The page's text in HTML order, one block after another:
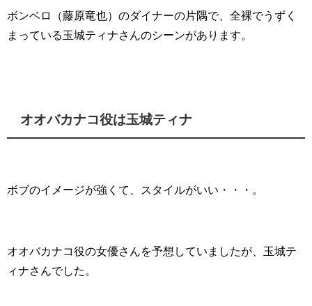
ボンベロ（藤原竜也）のダイナーの片隅で、全裸でうずく
まっている玉城ティナさんのシーンがあります。
オオバカナコ役は玉城ティナ
ボブのイメージが強くて、スタイルがいい・・・。
オオバカナコ役の女優さんを予想していましたが、玉城テ
ィナさんでした。